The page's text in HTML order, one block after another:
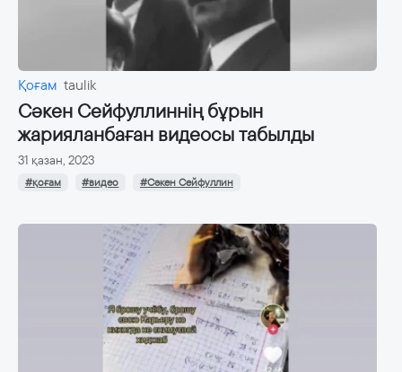
Қоғам taulik
Сәкен Сейфуллиннің бұрын
жарияланбаған видеосы табылды
31 қазан, 2023
#қоғам #видео #Сәкен Сейфуллин